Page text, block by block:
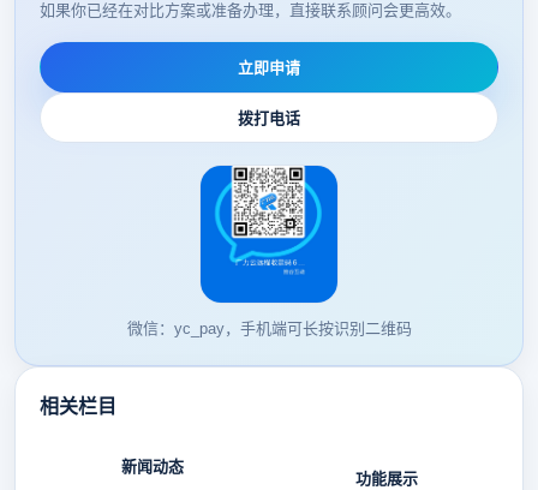
如果你已经在对比方案或准备办理，直接联系顾问会更高效。
立即申请
拨打电话
微信：yc_pay，手机端可长按识别二维码
相关栏目
新闻动态
功能展示